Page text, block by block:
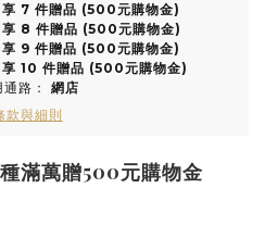
7 件贈品 (500元購物金)
8 件贈品 (500元購物金)
9 件贈品 (500元購物金)
10 件贈品 (500元購物金)
路： 網店
款與細則
滿萬贈500元購物金